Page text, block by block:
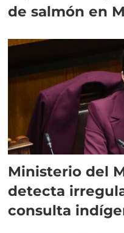
de salmón en
Ministerio del
detecta
consulta